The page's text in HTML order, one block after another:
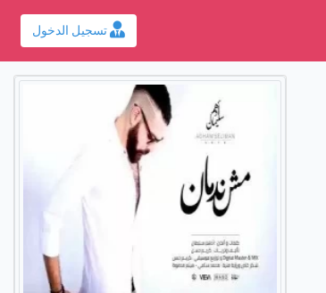
تسجيل الدخول